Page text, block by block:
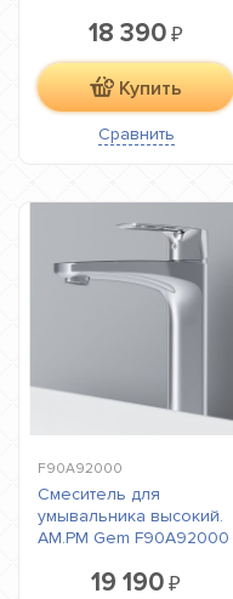
18 390 ₽
Купить
Сравнить
F90A92000
Смеситель для
умывальника высокий.
AM.PM Gem F90A92000
19 190 ₽